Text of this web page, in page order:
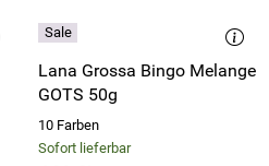
Lana Grossa Bingo Melange
GOTS 50g
10 Farben
Sofort lieferbar